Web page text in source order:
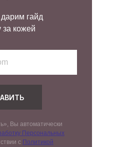
гайд
за кожей
Вы автоматически
Персональных
с Политикой